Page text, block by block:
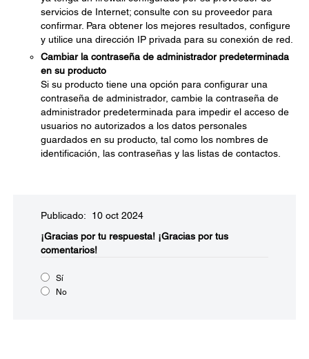
servicios de Internet; consulte con su proveedor para
confirmar. Para obtener los mejores resultados, configure
y utilice una dirección IP privada para su conexión de red.
Cambiar la contraseña de administrador predeterminada
en su producto
Si su producto tiene una opción para configurar una
contraseña de administrador, cambie la contraseña de
administrador predeterminada para impedir el acceso de
usuarios no autorizados a los datos personales
guardados en su producto, tal como los nombres de
identificación, las contraseñas y las listas de contactos.
Publicado: 10 oct 2024
¡Gracias por tu respuesta! ¡Gracias por tus
comentarios!
Sí
No